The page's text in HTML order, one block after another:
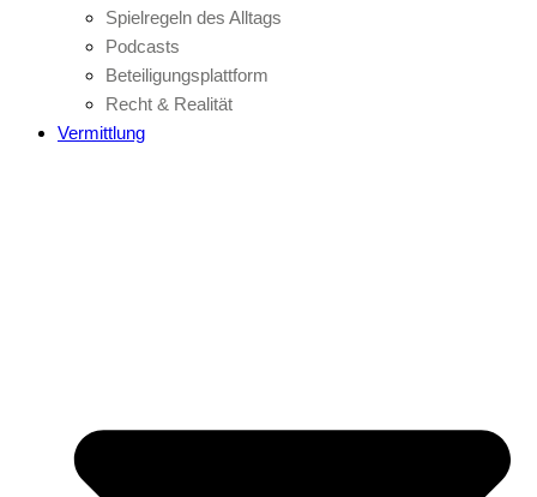
Spielregeln des Alltags
Podcasts
Beteiligungsplattform
Recht & Realität
Vermittlung